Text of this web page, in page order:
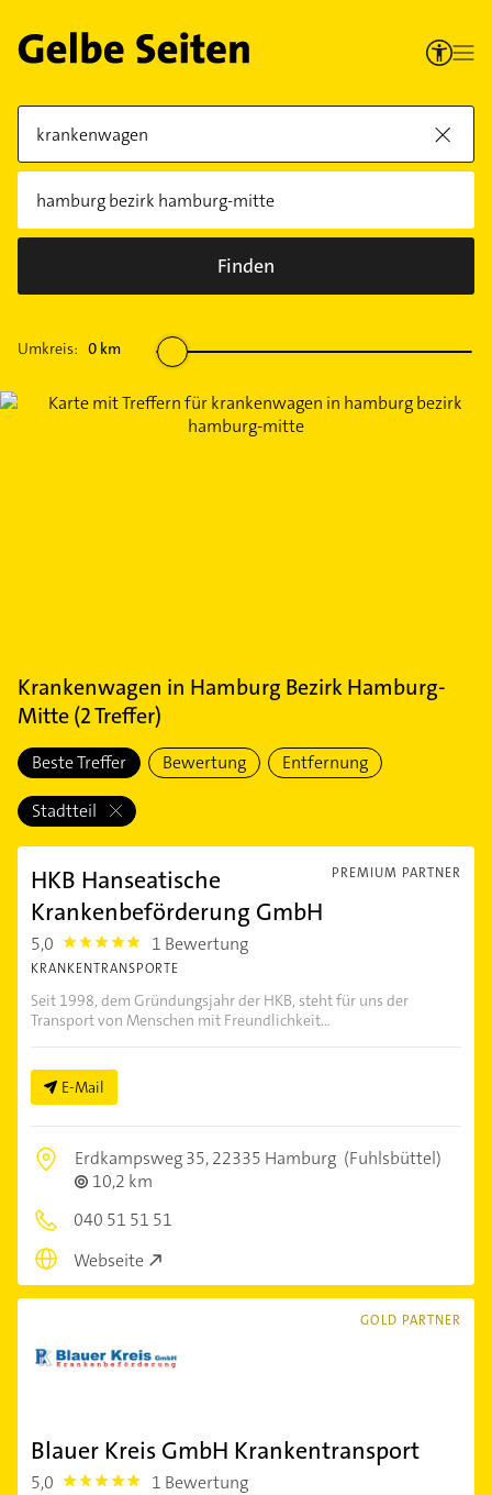
Finden
Umkreis: 0 km
Krankenwagen in Hamburg Bezirk Hamburg-
Mitte(2Treffer)
Beste Treffer Bewertung Entfernung
Stadtteil
PREMIUM PARTNER
HKB Hanseatische
Krankenbeförderung GmbH
5,0 5.0 1 Bewertung
KRANKENTRANSPORTE
Seit 1998, dem Gründungsjahr der HKB, steht für uns der
Transport von Menschen mit Freundlichkeit...
E-Mail
Erdkampsweg 35,22335 Hamburg (Fuhlsbüttel)
10,2 km
040 51 51 51
Webseite
GOLD PARTNER
Blauer Kreis GmbH Krankentransport
5,0 5.0 1 Bewertung